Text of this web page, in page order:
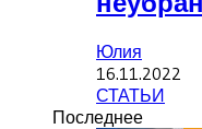
Юлия
16.11.2022
СТАТЬИ
Последнее